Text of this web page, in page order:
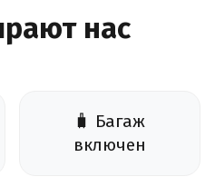
нас
🧳 Багаж
включен